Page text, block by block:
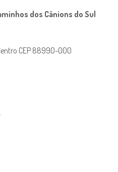
dos Cânions do Sul
CEP 88990-000